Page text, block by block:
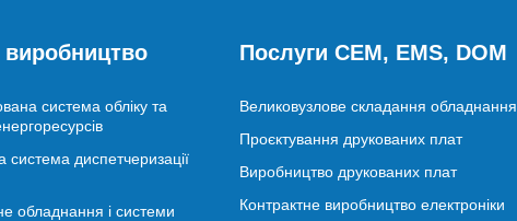
система обліку та
система диспетчеризації
обладнання і системи
Послуги CEM, EMS, DOM
Великовузлове складання обладнання
Проєктування друкованих плат
Виробництво друкованих плат
Контрактне виробництво електроніки